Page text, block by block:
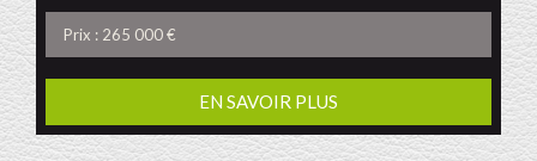
Prix : 265 000 €
EN SAVOIR PLUS